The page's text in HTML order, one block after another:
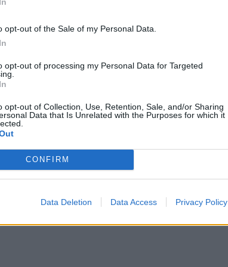
opt-out of the Sale of my Personal Data.
opt-out of processing my Personal Data for Targeted
opt-out of Collection, Use, Retention, Sale, and/or Sharing
Data that Is Unrelated with the Purposes for which it
CONFIRM
Data Deletion Data Access Privacy Policy
πολυπλοκότητα και το χάος που δημιουργείται
εταίροι των ΗΠΑ», είπε χαρακτηριστικά.
άλλοι εκμεταλλεύονται αθέμιτα τους
να στηρίξω κάθε προσπάθεια για να καταστεί
προσαρμοσμένο στις πραγματικότητες της
επίσης να είμαι σαφής: Το να καταφύγετε σε
εργαλείο σας δεν θα διορθώσει» τα πράγματα,